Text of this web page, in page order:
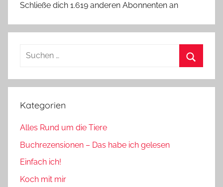
Schließe dich 1.619 anderen Abonnenten an
Suchen
Kategorien
Alles Rund um die Tiere
Buchrezensionen – Das habe ich gelesen
Einfach ich!
Koch mit mir